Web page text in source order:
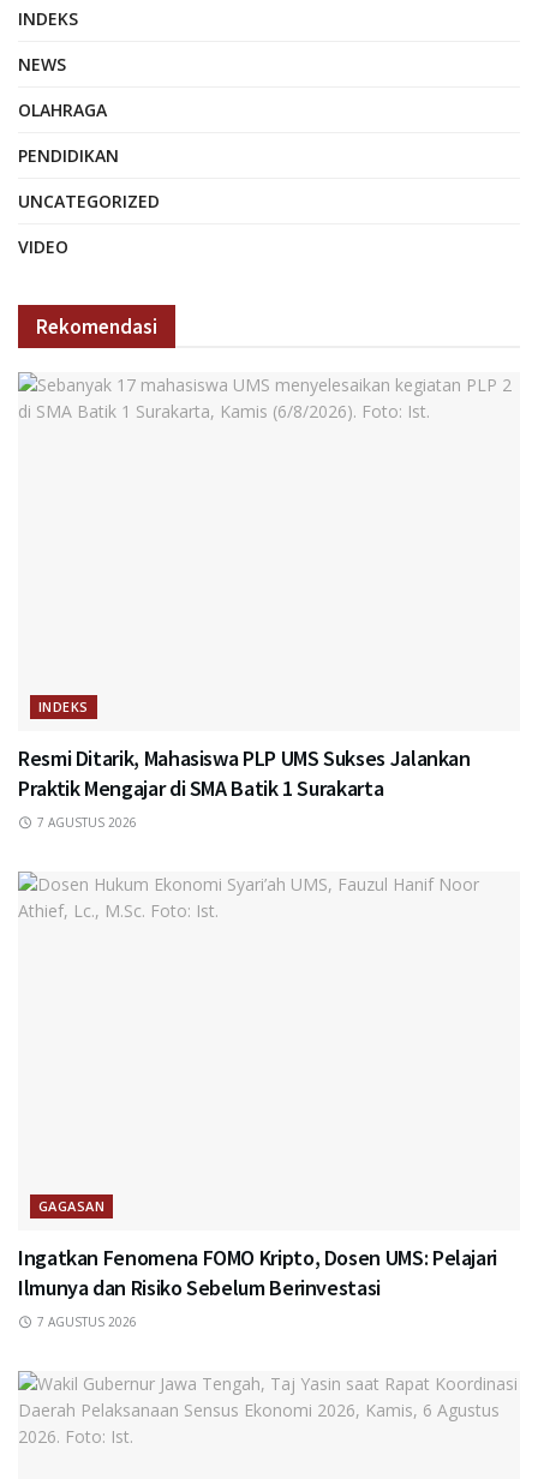
INDEKS
NEWS
OLAHRAGA
PENDIDIKAN
UNCATEGORIZED
VIDEO
Rekomendasi
INDEKS
Resmi Ditarik, Mahasiswa PLP UMS Sukses Jalankan
Praktik Mengajar di SMA Batik 1 Surakarta
7 AGUSTUS 2026
GAGASAN
Ingatkan Fenomena FOMO Kripto, Dosen UMS: Pelajari
Ilmunya dan Risiko Sebelum Berinvestasi
7 AGUSTUS 2026